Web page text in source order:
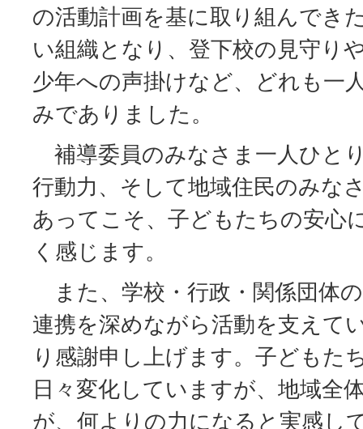
の活動計画を基に取り組んでき
い組織となり、登下校の見守り
少年への声掛けなど、どれも一
みでありました。
補導委員のみなさま一人ひと
行動力、そして地域住民のみな
あってこそ、子どもたちの安心
く感じます。
また、学校・行政・関係団体
連携を深めながら活動を支えて
り感謝申し上げます。子どもた
日々変化していますが、地域全
が、何よりの力になると実感し